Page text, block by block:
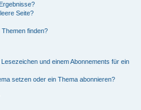
Seite?
finden?
und einem Abonnements für ein
setzen oder ein Thema abonnieren?